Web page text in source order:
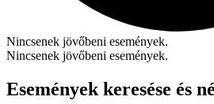
Nincsenek jövőbeni események.
Nincsenek jövőbeni események.
Események keresése és